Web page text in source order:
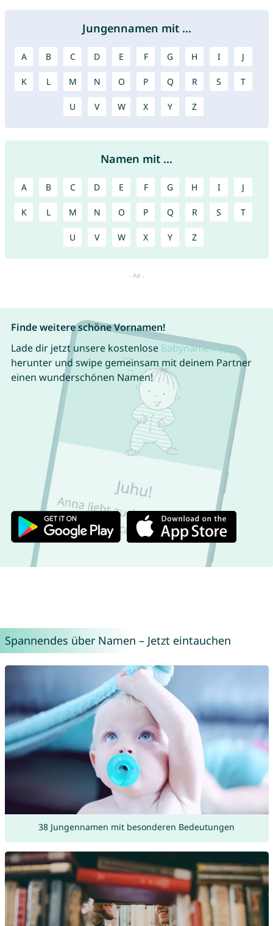
Jungennamen mit ...
A B C D E F G H I J
K L M N O P Q R S T
U V W X Y Z
Namen mit ...
A B C D E F G H I J
K L M N O P Q R S T
U V W X Y Z
Finde weitere schöne Vornamen!
Lade dir jetzt unsere kostenlose Babynamen App
herunter und swipe gemeinsam mit deinem Partner
einen wunderschönen Namen!
Spannendes über Namen – Jetzt eintauchen
38 Jungennamen mit besonderen Bedeutungen